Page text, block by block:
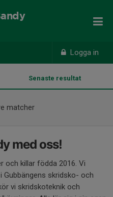
Logga in
Senaste resultat
matcher
med oss!
och killar födda 2016. Vi
Gubbängens skridsko- och
vi skridskoteknik och